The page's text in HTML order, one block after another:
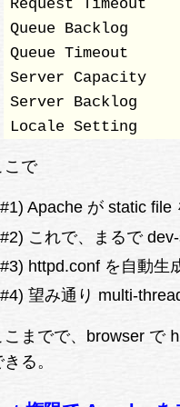
Request Timeout
Queue Backlog
Queue Timeout
Server Capacity
Server Backlog
Locale Setting     :
こで
#1) Apache が static file
#2) これで、まるで
#3) httpd.conf を自動生
#4) 望み通り multi-
こまでで、browser で
る。